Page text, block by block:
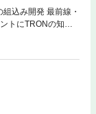
込み開発 最前線・
トにTRONの知識
プンデータ協議会
スケジュール 2026
CenterAssociation
から見たコンピ